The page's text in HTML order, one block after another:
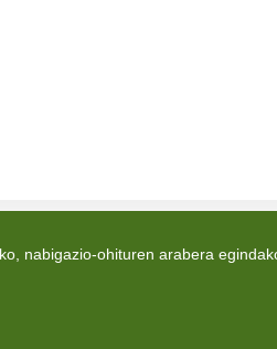
nabigazio-ohituren arabera